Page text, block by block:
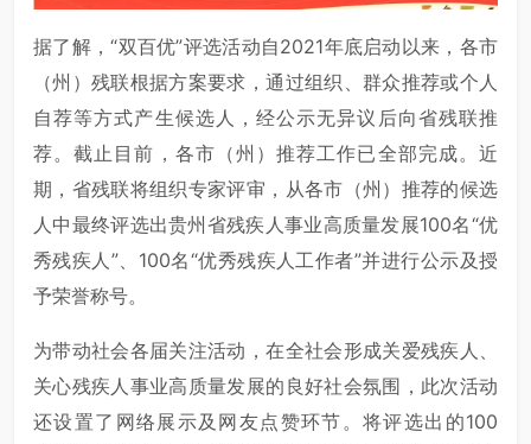
据了解，“双百优”评选活动自2021年底启动以来，各市
（州）残联根据方案要求，通过组织、群众推荐或个人
自荐等方式产生候选人，经公示无异议后向省残联推
荐。截止目前，各市（州）推荐工作已全部完成。近
期，省残联将组织专家评审，从各市（州）推荐的候选
人中最终评选出贵州省残疾人事业高质量发展100名“优
秀残疾人”、100名“优秀残疾人工作者”并进行公示及授
予荣誉称号。
为带动社会各届关注活动，在全社会形成关爱残疾人、
关心残疾人事业高质量发展的良好社会氛围，此次活动
还设置了网络展示及网友点赞环节。将评选出的100